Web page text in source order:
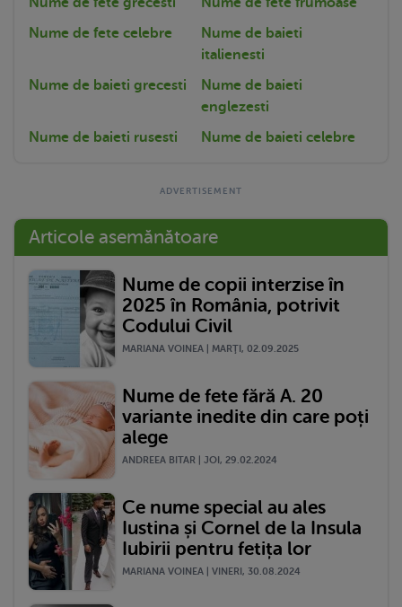
Nume de fete celebre
Nume de baieti
italienesti
Nume de baieti grecesti
Nume de baieti
englezesti
Nume de baieti rusesti
Nume de baieti celebre
Articole asemănătoare
Nume de copii interzise în
2025 în România, potrivit
Codului Civil
MARIANA VOINEA | MARŢI, 02.09.2025
Nume de fete fără A. 20
variante inedite din care poți
alege
ANDREEA BITAR | JOI, 29.02.2024
Ce nume special au ales
Iustina și Cornel de la Insula
Iubirii pentru fetița lor
MARIANA VOINEA | VINERI, 30.08.2024